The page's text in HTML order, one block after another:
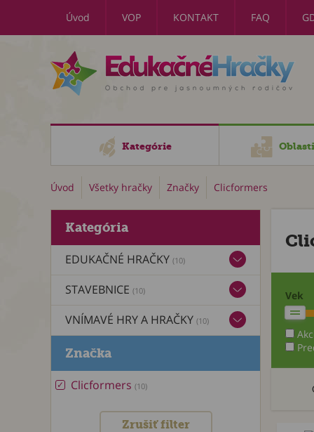
Úvod VOP KONTAKT FAQ
Kategórie
Úvod Všetky hračky Značky Clicformers
Kategória
EDUKAČNÉ HRAČKY (10)
STAVEBNICE (10)
VNÍMAVÉ HRY A HRAČKY (10)
Značka
Clicformers (10)
Zrušiť filter
Vek